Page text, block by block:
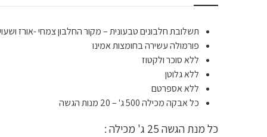
תשלובת חלבונים טבעונית – מקור החלבון צמחי -אורז
פורמולה עשירה בחומצות אמינו
ללא סוכר ולקטוז
ללא גלוטן
ללא אספרטם
כל אבקה מכילה 500 ג' – 20 מנות הגשה
כל מנת הגשה 25 ג' מכילה :